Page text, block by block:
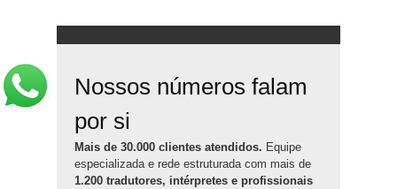
Nossos números falam
por si
Mais de 30.000 clientes atendidos. Equipe
especializada e rede estruturada com mais de
1.200 tradutores, intérpretes e profissionais